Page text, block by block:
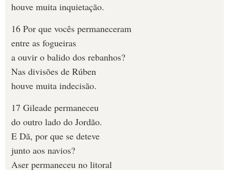
houve muita inquietação.
16 Por que vocês permaneceram
entre as fogueiras
a ouvir o balido dos rebanhos?
Nas divisões de Rúben
houve muita indecisão.
17 Gileade permaneceu
do outro lado do Jordão.
E Dã, por que se deteve
junto aos navios?
Aser permaneceu no litoral